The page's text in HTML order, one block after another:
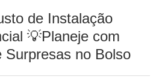
de Instalação
💡Planeje com
Surpresas no Bolso